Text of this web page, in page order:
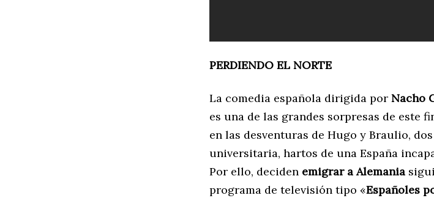
PERDIENDO EL NORTE
La comedia española dirigida por Nacho
es una de las grandes sorpresas de este
en las desventuras de Hugo y Braulio,
universitaria, hartos de una España
Por ello, deciden emigrar a Alemania
programa de televisión tipo «Españoles